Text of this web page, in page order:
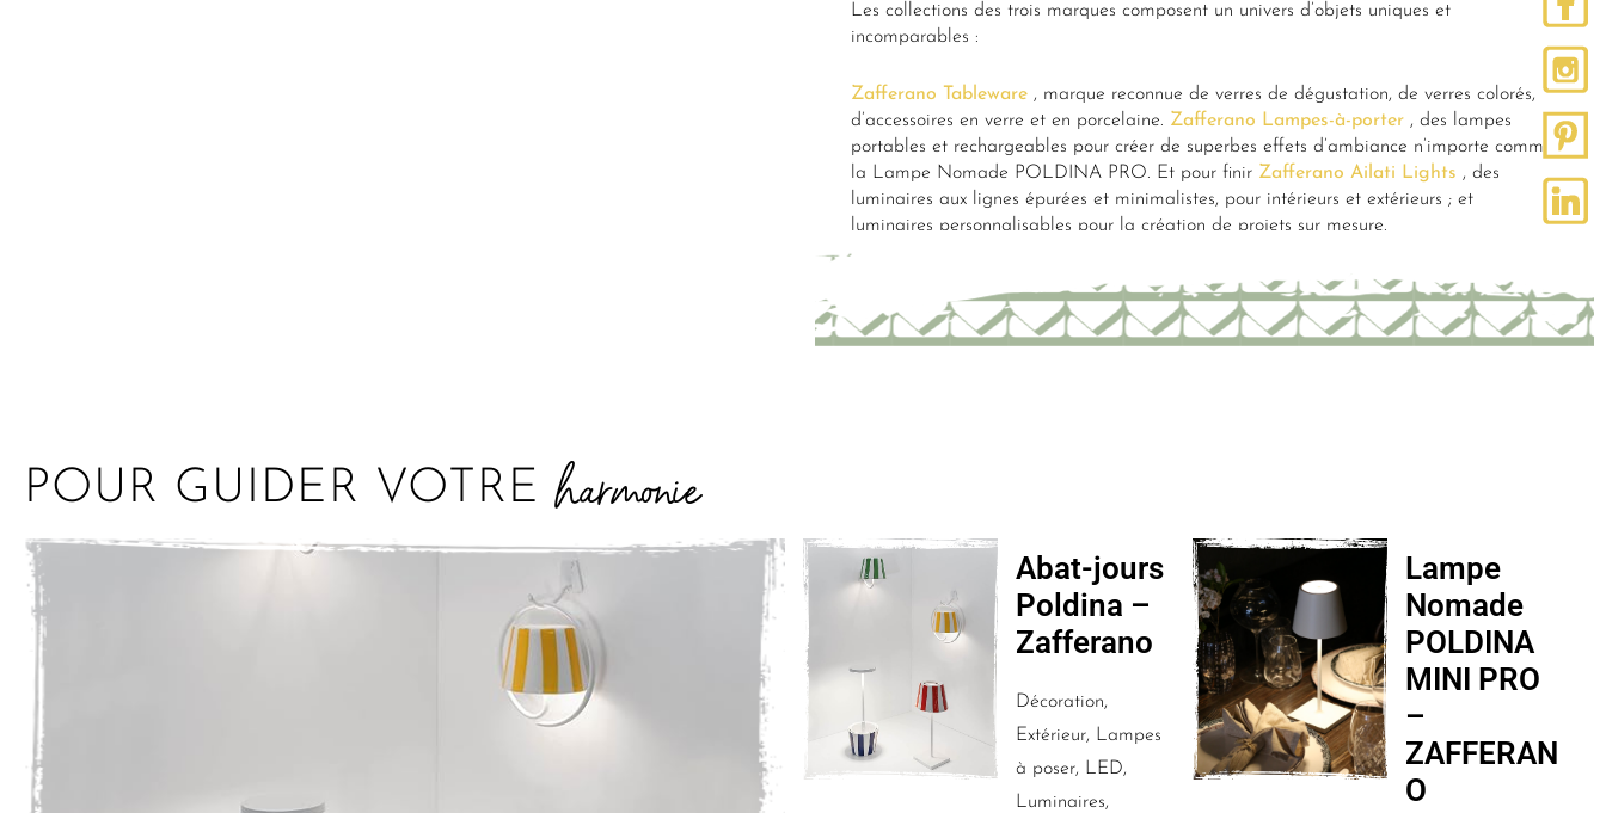
Les collections des trois marques composent un univers d’objets uniques et
incomparables :
Zafferano Tableware , marque reconnue de verres de dégustation, de verres colorés,
d’accessoires en verre et en porcelaine. Zafferano Lampes-à-porter , des lampes
portables et rechargeables pour créer de superbes effets d’ambiance n’importe comme
la Lampe Nomade POLDINA PRO. Et pour finir Zafferano Ailati Lights , des
luminaires aux lignes épurées et minimalistes, pour intérieurs et extérieurs ; et
luminaires personnalisables pour la création de projets sur mesure.
POUR GUIDER VOTREharmonie
Abat-jours
Poldina –
Zafferano
Décoration,
Extérieur, Lampes
à poser, LED,
Luminaires,
Lampe
Nomade
POLDINA
MINI PRO
–
ZAFFERAN
O